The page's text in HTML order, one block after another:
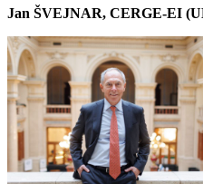
Jan ŠVEJNAR, CERGE-EI